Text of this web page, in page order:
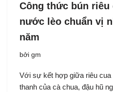
Công thức bún riêu
nước lèo chuẩn vị
năm
bởi gm
Với sự kết hợp giữa riêu cua
thanh của cà chua, đậu hũ